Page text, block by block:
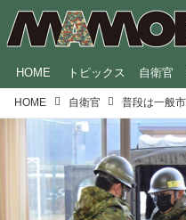
HOME トピックス 自衛官
HOME 自衛官